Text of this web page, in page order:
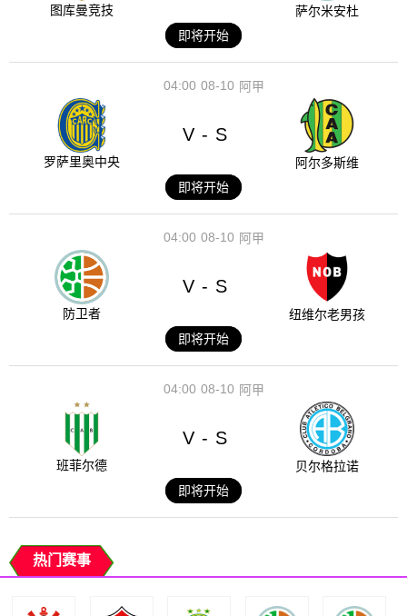
图库曼竞技
萨尔米安杜
即将开始
08-10
04:00 阿甲
罗萨里奥中央
V - S
阿尔多斯维
即将开始
08-10
04:00 阿甲
防卫者
V - S
纽维尔老男孩
即将开始
08-10
04:00 阿甲
班菲尔德
V - S
贝尔格拉诺
即将开始
热门赛事